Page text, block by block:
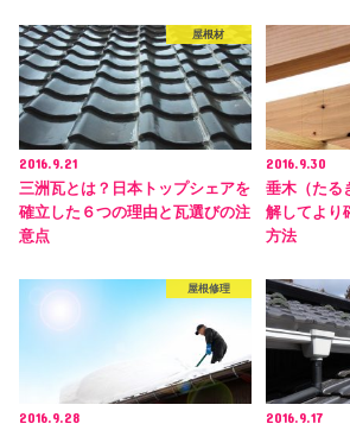
屋根材
2016.9.21
三洲瓦とは？日本トップシェアを
確立した６つの理由と瓦選びの注
意点
2016.9.30
垂木（たる
解してより
方法
屋根修理
2016.9.28
2016.9.17